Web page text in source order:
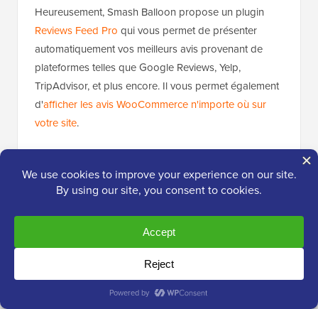
Heureusement, Smash Balloon propose un plugin
Reviews Feed Pro qui vous permet de présenter
automatiquement vos meilleurs avis provenant de
plateformes telles que Google Reviews, Yelp,
TripAdvisor, et plus encore. Il vous permet également
d'afficher les avis WooCommerce n'importe où sur
votre site.